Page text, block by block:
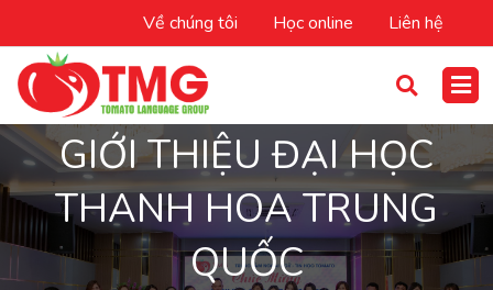
Về chúng tôi Học online Liên hệ
GIỚI THIỆU ĐẠI HỌC
THANH HOA TRUNG
QUỐC